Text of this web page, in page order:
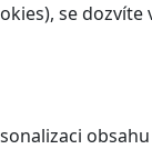
se